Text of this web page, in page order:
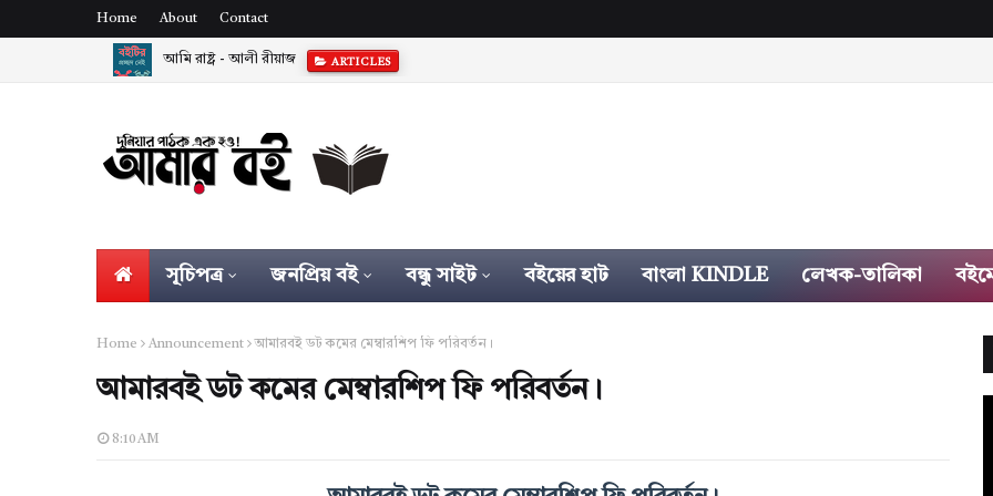
Home About Contact
শাহীন আখতারের ছোটগল্প ‘মানচিত্র’ নিয়ে আলোচনা
সূচিপত্র জনপ্রিয় বই বন্ধু সাইট বইয়ের হাট বাংলা KINDLE লেখক-তালিকা
Home Announcement আমারবই ডট কমের মেম্বারশিপ ফি পরিবর্তন।
আমারবই ডট কমের মেম্বারশিপ ফি পরিবর্তন।
8:10 AM